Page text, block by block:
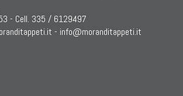
- Cell. 335 / 6129497
- info@moranditappeti.it